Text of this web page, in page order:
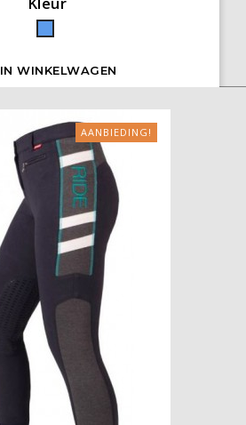
Blauw
IN WINKELWAGEN
AANBIEDING!